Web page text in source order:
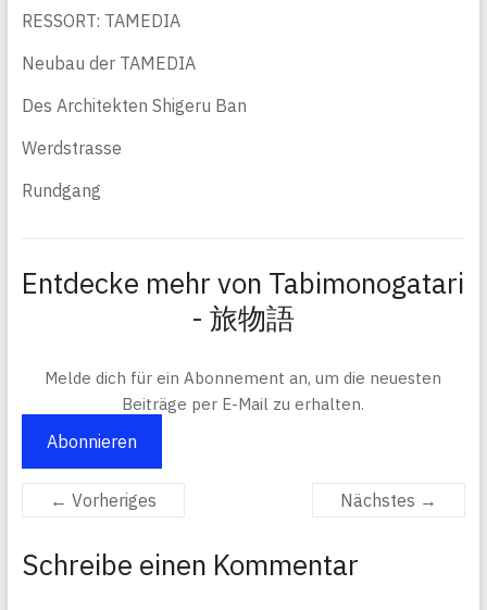
RESSORT: TAMEDIA
Neubau der TAMEDIA
Des Architekten Shigeru Ban
Werdstrasse
Rundgang
Entdecke mehr von Tabimonogatari
- 旅物語
Melde dich für ein Abonnement an, um die neuesten
Beiträge per E-Mail zu erhalten.
Abonnieren
← Vorheriges Nächstes →
Schreibe einen Kommentar